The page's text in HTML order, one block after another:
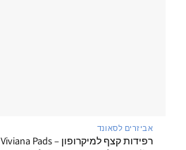
אביזרים לסאונד
רפידות קצף למיקרופון – Viviana Pads